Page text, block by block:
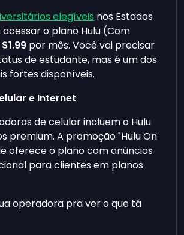
elegíveis nos Estados
o plano Hulu (Com
$1.99 por mês. Você vai precisar
de estudante, mas é um dos
fortes disponíveis.
e Internet
de celular incluem o Hulu
premium. A promoção "Hulu On
oferece o plano com anúncios
para clientes em planos
operadora pra ver o que tá